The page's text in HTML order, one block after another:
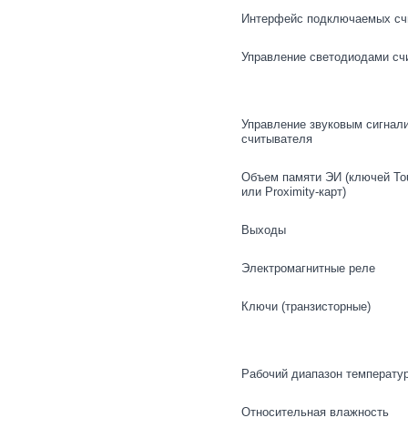
Интерфейс подключаемых
Управление светодиодами
Управление звуковым
считывателя
Объем памяти ЭИ (ключей
или Proximity-карт)
Выходы
Электромагнитные реле
Ключи (транзисторные)
Рабочий диапазон
Относительная влажность